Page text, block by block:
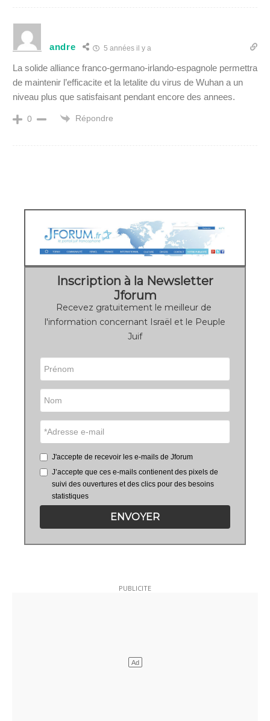
andre 5 années il y a
La solide alliance franco-germano-irlando-espagnole permettra
de maintenir l’efficacite et la letalite du virus de Wuhan a un
niveau plus que satisfaisant pendant encore des annees.
0 Répondre
Inscription à la Newsletter
Jforum
Recevez gratuitement le meilleur de
l'information concernant Israël et le Peuple
Juif
J'accepte de recevoir les e-mails de Jforum
J’accepte que ces e-mails contienent des pixels de
suivi des ouvertures et des clics pour des besoins
statistiques
ENVOYER